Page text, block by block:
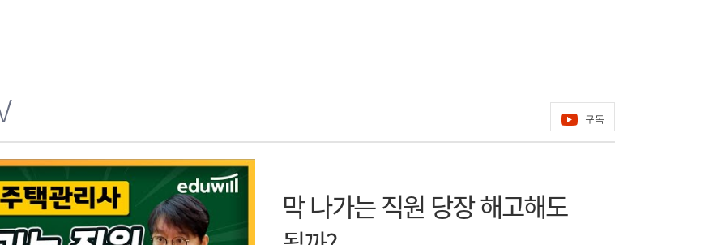
구독
막 나가는 직원 당장 해고해도